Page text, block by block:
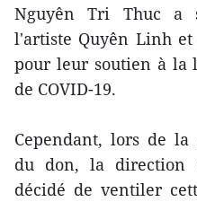
Nguyên Tri Thuc a
l'artiste Quyên Linh
pour leur soutien à la
de COVID-19.
Cependant, lors de
du don, la direction
décidé de ventiler